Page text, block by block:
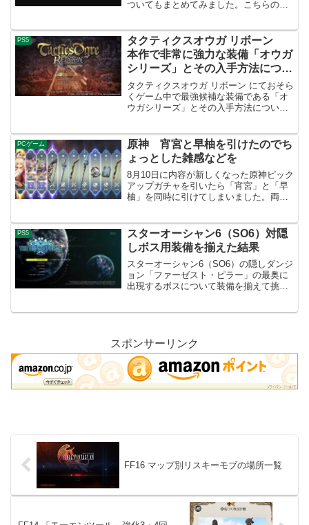
ついてもまとめてみました。こちらの屋
なさそうですが、1週中で全て調べないと
進捗状態がリセットさ...
PS5
タクティクスオウガ リボーン
本作で非常に強力な装備「オウガ
シリーズ」とその入手方法につい
て
タクティクスオウガ リボーン にておそら
くゲーム中で最強候補な装備である「オ
ウガシリーズ」とその入手方法について
攻略に役立てると思いこのブログでも紹
介してみようと思いま...
PCゲーム
原神 宵宮と早柚を引けたのでち
ょっとした雑感などを
8月10日に内容が新しくなった原神ピック
アップガチャを引いたら「宵宮」と「早
柚」を同時に引けてしまいました。両方
使用してみた雑感を記事にしていこうと
思いました。宵宮のキ...
PS5
スターオーシャン6（SO6）対隠
しボス用装備を揃えた結果
スターオーシャン6（SO6）の隠しダンジ
ョン「ファーゼスト・ピラー」の最奥に
出現するボスについて装備を揃えて挑ん
スポンサーリンク
FF16 マップ別リスキーモブの場所一覧